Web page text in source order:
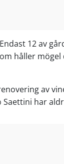
12 av
håller
av
har